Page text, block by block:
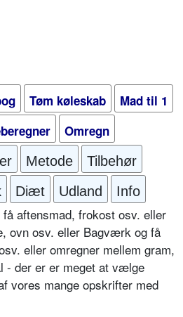
Tøm køleskab
Mad til 1
Omregn
Metode
Tilbehør
Diæt Udland Info
aftensmad, frokost osv. eller
ovn osv. eller Bagværk og få
eller omregner mellem gram,
- der er er meget at vælge
vores mange opskrifter med